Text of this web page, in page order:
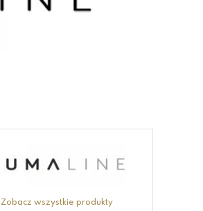
Zobacz wszystkie produkty